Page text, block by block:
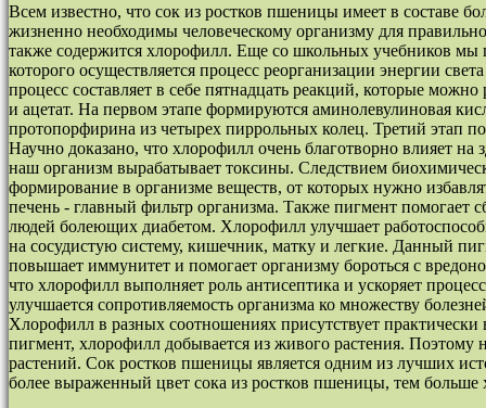
Всем известно, что сок из ростков пшеницы имеет в составе
жизненно необходимы человеческому организму для
также содержится хлорофилл. Еще со школьных учебников
которого осуществляется процесс реорганизации энергии
процесс составляет в себе пятнадцать реакций, которые
и ацетат. На первом этапе формируются аминолевулиновая
протопорфирина из четырех пиррольных колец. Третий этап
Научно доказано, что хлорофилл очень благотворно влияет
наш организм вырабатывает токсины. Следствием
формирование в организме веществ, от которых нужно
печень - главный фильтр организма. Также пигмент помогает
людей болеющих диабетом. Хлорофилл улучшает
на сосудистую систему, кишечник, матку и легкие. Данный
повышает иммунитет и помогает организму бороться с
что хлорофилл выполняет роль антисептика и ускоряет
улучшается сопротивляемость организма ко множеству
Хлорофилл в разных соотношениях присутствует
пигмент, хлорофилл добывается из живого растения. Поэтому
растений. Сок ростков пшеницы является одним из лучших
более выраженный цвет сока из ростков пшеницы, тем больше